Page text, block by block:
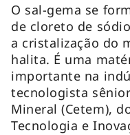
O sal-gema se
de cloreto de
a cristalização do
halita. É uma
importante na
tecnologista
Mineral (Cetem),
Tecnologia e